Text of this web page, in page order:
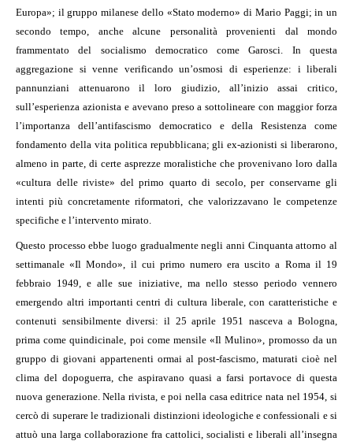
Europa»; il gruppo milanese dello «Stato moderno» di Mario Paggi; in un
secondo tempo, anche alcune personalità provenienti dal mondo
frammentato del socialismo democratico come Garosci. In questa
aggregazione si venne verificando un’osmosi di esperienze: i liberali
pannunziani attenuarono il loro giudizio, all’inizio assai critico,
sull’esperienza azionista e avevano preso a sottolineare con maggior forza
l’importanza dell’antifascismo democratico e della Resistenza come
fondamento della vita politica repubblicana; gli ex-azionisti si liberarono,
almeno in parte, di certe asprezze moralistiche che provenivano loro dalla
«cultura delle riviste» del primo quarto di secolo, per conservarne gli
intenti più concretamente riformatori, che valorizzavano le competenze
specifiche e l’intervento mirato.
Questo processo ebbe luogo gradualmente negli anni Cinquanta attorno al
settimanale «Il Mondo», il cui primo numero era uscito a Roma il 19
febbraio 1949, e alle sue iniziative, ma nello stesso periodo vennero
emergendo altri importanti centri di cultura liberale, con caratteristiche e
contenuti sensibilmente diversi: il 25 aprile 1951 nasceva a Bologna,
prima come quindicinale, poi come mensile «Il Mulino», promosso da un
gruppo di giovani appartenenti ormai al post-fascismo, maturati cioè nel
clima del dopoguerra, che aspiravano quasi a farsi portavoce di questa
nuova generazione. Nella rivista, e poi nella casa editrice nata nel 1954, si
cercò di superare le tradizionali distinzioni ideologiche e confessionali e si
attuò una larga collaborazione fra cattolici, socialisti e liberali all’insegna